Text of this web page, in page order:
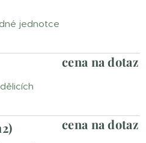
jednotce
cena na dotaz
cena na dotaz